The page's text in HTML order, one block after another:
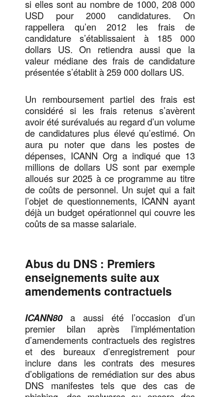
si elles sont au nombre de 1000, 208 000
USD pour 2000 candidatures. On
rappellera qu’en 2012 les frais de
candidature s’établissaient à 185 000
dollars US. On retiendra aussi que la
valeur médiane des frais de candidature
présentée s’établit à 259 000 dollars US.
Un remboursement partiel des frais est
considéré si les frais retenus s’avèrent
avoir été surévalués au regard d’un volume
de candidatures plus élevé qu’estimé. On
aura pu noter que dans les postes de
dépenses, ICANN Org a indiqué que 13
millions de dollars US sont par exemple
alloués sur 2025 à ce programme au titre
de coûts de personnel. Un sujet qui a fait
l’objet de questionnements, ICANN ayant
déjà un budget opérationnel qui couvre les
coûts de sa masse salariale.
Abus du DNS : Premiers
enseignements suite aux
amendements contractuels
ICANN80a aussi été l’occasion d’un
premier bilan après l’implémentation
d’amendements contractuels des registres
et des bureaux d’enregistrement pour
inclure dans les contrats des mesures
d’obligations de remédiation sur des abus
DNS manifestes tels que des cas de